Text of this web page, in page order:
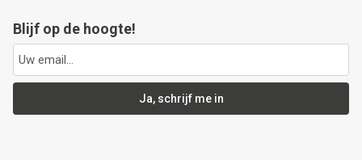
Blijf op de hoogte!
Ja, schrijf me in